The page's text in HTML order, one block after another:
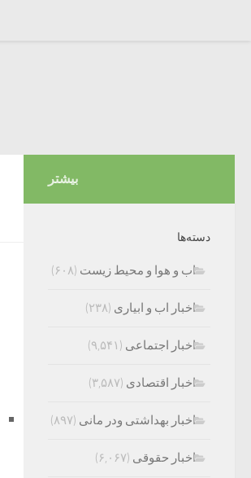
بیشتر
دسته‌ها
اب و هوا و محیط زیست (۶۰۸)
اخبار اب و ابیاری (۲۳۸)
اخبار اجتماعی (۹,۵۴۱)
اخبار اقتصادی (۳,۵۸۷)
اخبار بهداشتی ودر مانی (۸۹۷)
اخبار حقوقی (۶,۰۶۷)